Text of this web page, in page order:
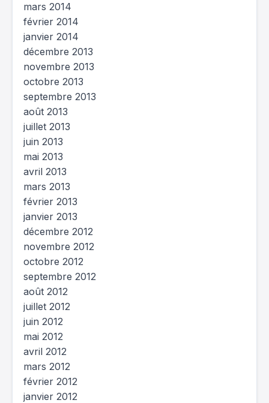
mars 2014
février 2014
janvier 2014
décembre 2013
novembre 2013
octobre 2013
septembre 2013
août 2013
juillet 2013
juin 2013
mai 2013
avril 2013
mars 2013
février 2013
janvier 2013
décembre 2012
novembre 2012
octobre 2012
septembre 2012
août 2012
juillet 2012
juin 2012
mai 2012
avril 2012
mars 2012
février 2012
janvier 2012